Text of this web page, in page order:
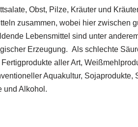
Obst, Pilze, Kräuter und
zusammen, wobei hier zwischen
Lebensmittel sind unter
Erzeugung. Als schlechte
aller Art,
Aquakultur, Sojaprodukte,
und Alkohol.